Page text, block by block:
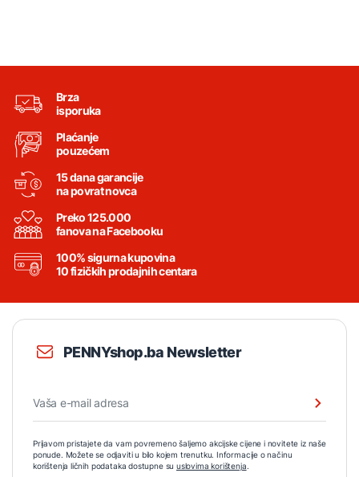
Brza
isporuka
Plaćanje
pouzećem
15 dana garancije
na povrat novca
Preko 125.000
fanova na Facebooku
100% sigurna kupovina
10 fizičkih prodajnih centara
PENNYshop.ba Newsletter
Prijavom pristajete da vam povremeno šaljemo akcijske cijene i novitete iz naše
ponude. Možete se odjaviti u bilo kojem trenutku. Informacije o načinu
korištenja ličnih podataka dostupne su uslovima korištenja.